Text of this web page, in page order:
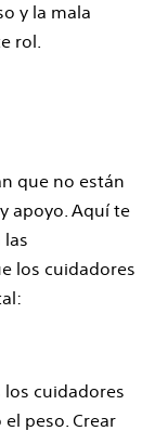
y la mala
rol.
que no están
apoyo. Aquí te
las
los cuidadores
los cuidadores
peso. Crear